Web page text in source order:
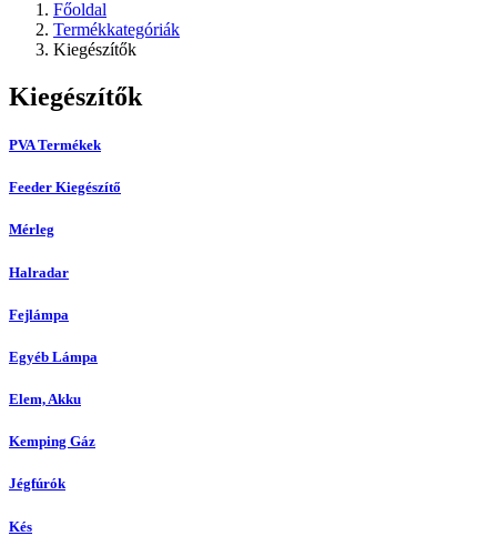
Főoldal
Termékkategóriák
Kiegészítők
Kiegészítők
PVA Termékek
Feeder Kiegészítő
Mérleg
Halradar
Fejlámpa
Egyéb Lámpa
Elem, Akku
Kemping Gáz
Jégfúrók
Kés